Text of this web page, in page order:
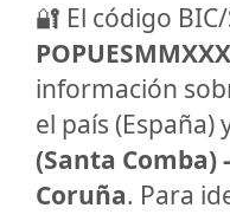
🔐 El código
POPUESMMXXX
información
el país (España)
(Santa Comba)
Coruña. Para